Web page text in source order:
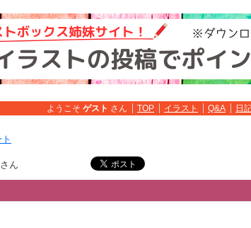
ようこそ ゲスト さん TOP イラスト Q&A 日
ん